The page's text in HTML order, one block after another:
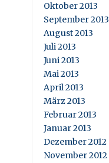
Oktober 2013
September 2013
August 2013
Juli 2013
Juni 2013
Mai 2013
April 2013
März 2013
Februar 2013
Januar 2013
Dezember 2012
November 2012